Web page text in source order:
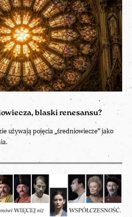
blaski renesansu?
używają pojęcia „średniowiecze” jako